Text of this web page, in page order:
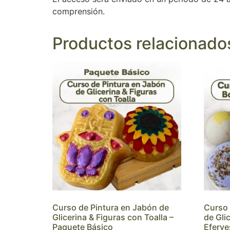
comprensión.
Productos
Curso de Pintura en Jabón de
Glicerina & Figuras con Toalla –
Paquete Básico
Curso
de